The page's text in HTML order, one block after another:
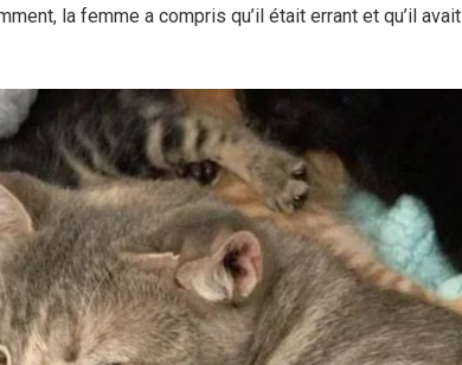
la femme a compris qu’il était errant et qu’il avait